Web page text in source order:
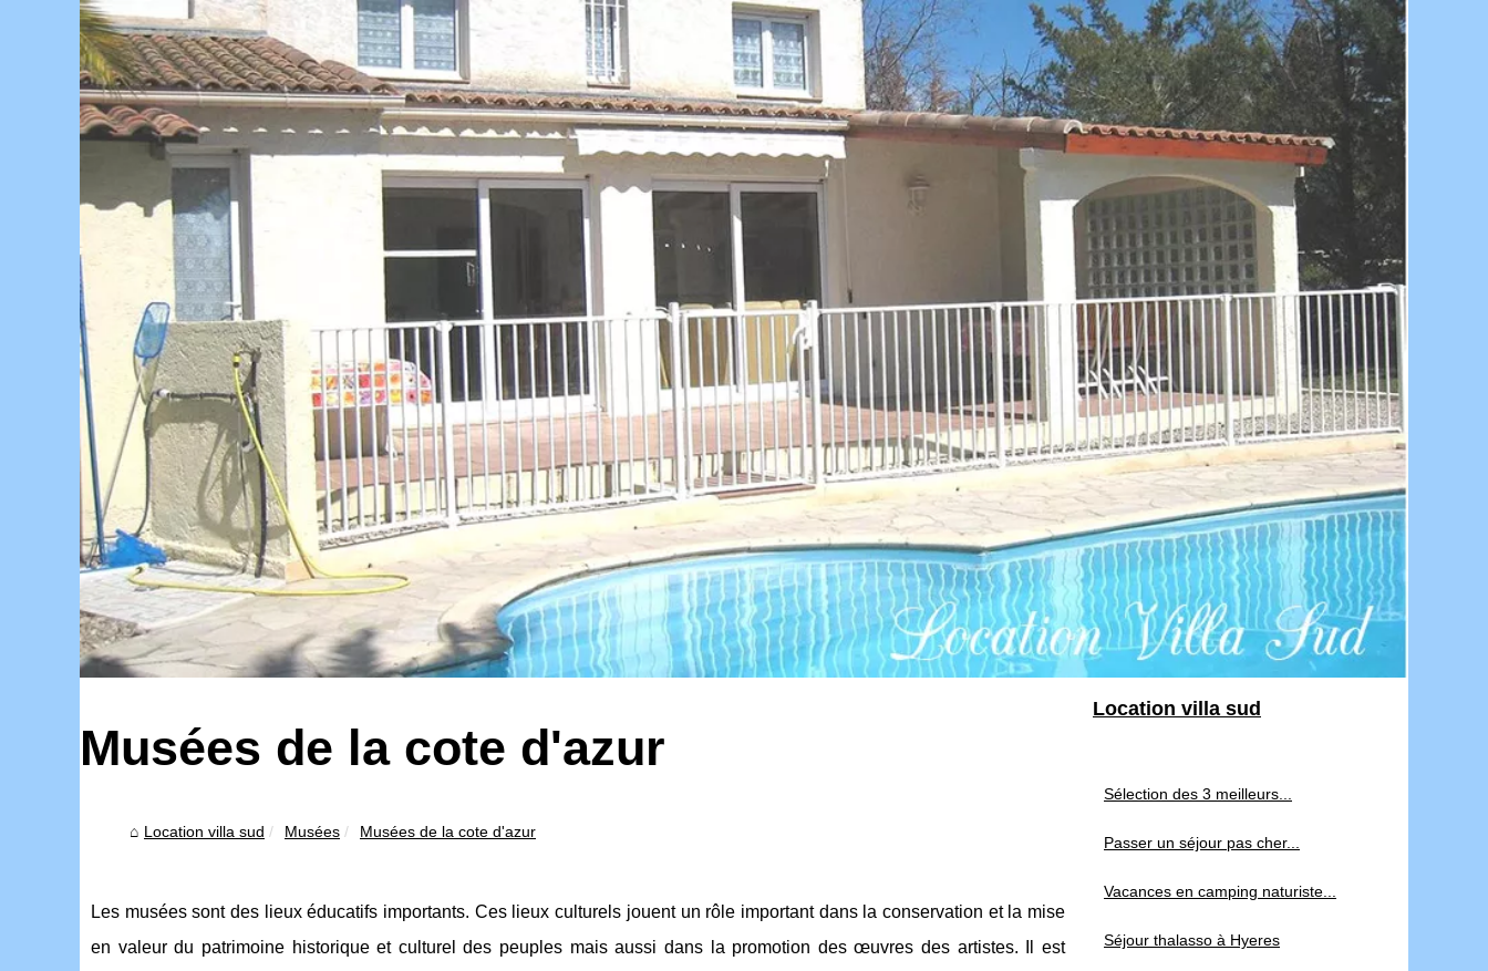
Musées de la cote d'azur
Location villa sud Musées Musées de la cote d'azur
Les musées sont des lieux éducatifs importants. Ces lieux culturels jouent un rôle important dans la conservation et la mise
en valeur du patrimoine historique et culturel des peuples mais aussi dans la promotion des œuvres des artistes. Il est
Location villa sud
Sélection des 3 meilleurs...
Passer un séjour pas cher...
Vacances en camping naturiste...
Séjour thalasso à Hyeres